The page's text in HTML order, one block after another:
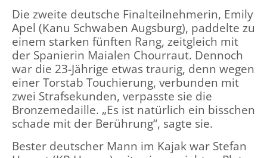
Die zweite deutsche Finalteilnehmerin, Emily
Apel (Kanu Schwaben Augsburg), paddelte zu
einem starken fünften Rang, zeitgleich mit
der Spanierin Maialen Chourraut. Dennoch
war die 23-Jährige etwas traurig, denn wegen
einer Torstab Touchierung, verbunden mit
zwei Strafsekunden, verpasste sie die
Bronzemedaille. „Es ist natürlich ein bisschen
schade mit der Berührung“, sagte sie.
Bester deutscher Mann im Kajak war Stefan